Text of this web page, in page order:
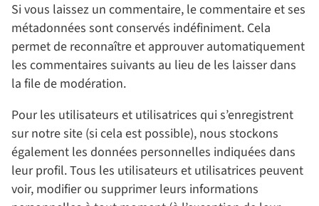
Si vous laissez un commentaire, le commentaire et ses
métadonnées sont conservés indéfiniment. Cela
permet de reconnaître et approuver automatiquement
les commentaires suivants au lieu de les laisser dans
la file de modération.
Pour les utilisateurs et utilisatrices qui s’enregistrent
sur notre site (si cela est possible), nous stockons
également les données personnelles indiquées dans
leur profil. Tous les utilisateurs et utilisatrices peuvent
voir, modifier ou supprimer leurs informations